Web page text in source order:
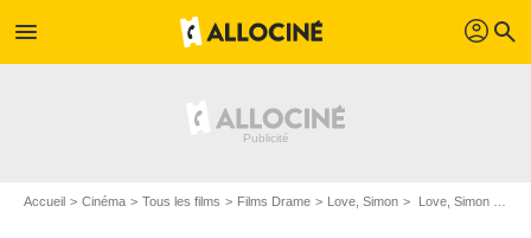
menu profil search
Accueil Cinéma Tous les films Films Drame Love, Simon Love, Simon en DVD Blu Ray